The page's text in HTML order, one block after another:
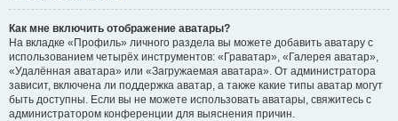
Как мне включить отображение аватары?
На вкладке «Профиль» личного раздела вы можете добавить аватару с
использованием четырёх инструментов: «Граватар», «Галерея аватар»,
«Удалённая аватара» или «Загружаемая аватара». От администратора
зависит, включена ли поддержка аватар, а также какие типы аватар могут
быть доступны. Если вы не можете использовать аватары, свяжитесь с
администратором конференции для выяснения причин.